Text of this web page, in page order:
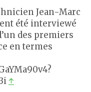
Jean-Marc
été interviewé
des premiers
en termes
↑